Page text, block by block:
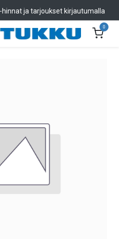
hinnat ja tarjoukset kirjautumalla
0